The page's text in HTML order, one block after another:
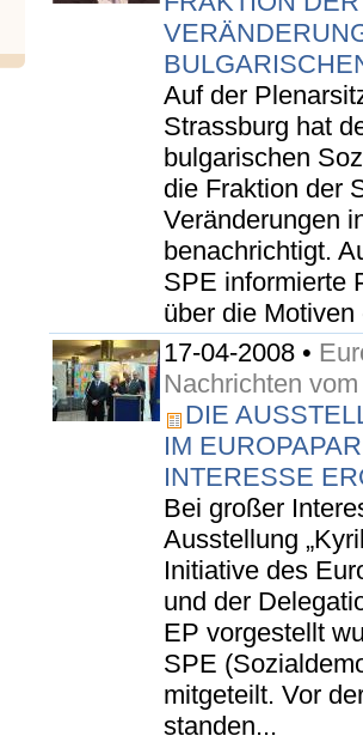
Auf der
Strassburg hat
bulgarischen
die Fraktion der
Veränderungen
benachrichtigt.
SPE informierte
über die Motiven
17-04-2008 •
Nachrichten
DIE
IM
NTERESSE
Bei großer
Ausstellung
Initiative des
und der
EP vorgestellt
SPE
mitgeteilt. Vor
standen...